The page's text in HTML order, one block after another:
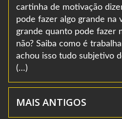
cartinha de motivação
pode fazer algo grande na
grande quanto pode fazer
não? Saiba como é
achou isso tudo subjetivo
(…)
MAIS ANTIGOS